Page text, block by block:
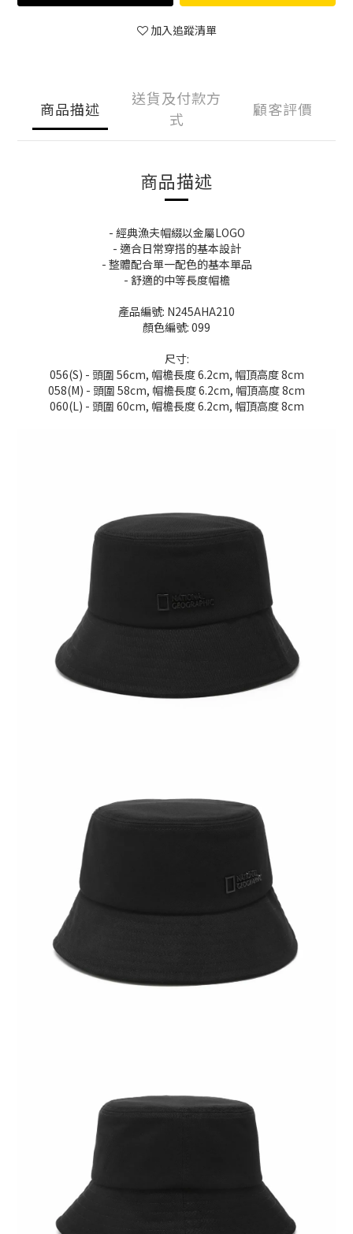
加入追蹤清單
商品描述
送貨及付款方
式
顧客評價
商品描述
- 經典漁夫帽綴以金屬LOGO
- 適合日常穿搭的基本設計
- 整體配合單一配色的基本單品
- 舒適的中等長度帽檐
產品編號: N245AHA210
顏色編號: 099
尺寸:
056(S) - 頭圍 56cm, 帽檐長度 6.2cm, 帽頂高度 8cm
058(M) - 頭圍 58cm, 帽檐長度 6.2cm, 帽頂高度 8cm
060(L) - 頭圍 60cm, 帽檐長度 6.2cm, 帽頂高度 8cm